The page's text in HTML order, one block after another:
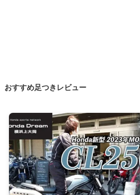
おすすめ足つきレビュー